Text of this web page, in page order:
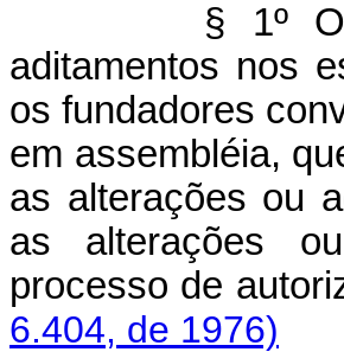
§ 1º
aditamentos nos
os fundadores
em assembléia,
as alterações ou
as alterações
processo de
6.404, de 1976)